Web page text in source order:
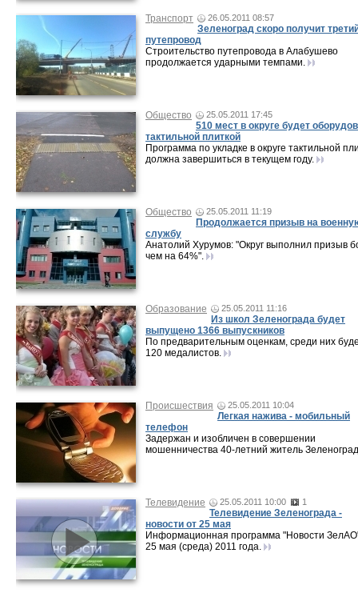
Транспорт 26.05.2011 08:57
Зеленоград скоро получит
путепровод
Строительство путепровода в Алабушево
продолжается ударными темпами.
Общество 25.05.2011 17:45
510 мест в округе будет
тактильной плиткой
Программа по укладке в округе тактильной
должна завершиться в текущем году.
Общество 25.05.2011 11:19
Продолжается призыв на
службу
Анатолий Хурумов: "Округ выполнил призыв
чем на 64%".
Образование 25.05.2011 11:16
Из школ Зеленограда будет
выпущено 1366 выпускников
По предварительным оценкам, среди них
120 медалистов.
Происшествия 25.05.2011 10:04
Легкая нажива - мобильный
телефон
Задержан и изобличен в совершении
мошенничества 40-летний житель
Телевидение 25.05.2011 10:00 1
Телевидение Зеленограда -
новости от 25 мая
Информационная программа "Новости
25 мая (среда) 2011 года.